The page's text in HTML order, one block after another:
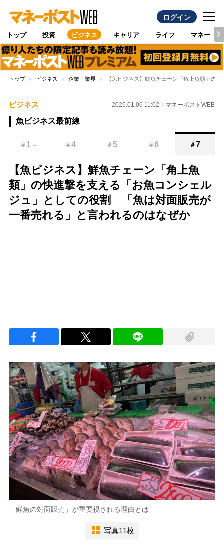
ログイン
トップ 投資 ビジネス キャリア ライフ マネー
トップ ビジネス 企業・業界 【魚ビジネス】鮮魚チェーン「角上魚類」の
ビジネス 2025.01.06 11:02 マネーポストWEB
魚ビジネス最前線
＃ 1 ～ ＃4 ＃5 ＃6 ＃7
【魚ビジネス】鮮魚チェーン「角上魚
類」の快進撃を支える「お魚コンシェル
ジュ」としての役割 「魚は対面販売が
一番売れる」と言われるのはなぜか
「鮮魚の対面販売」が重要視される理由とは
写真11枚